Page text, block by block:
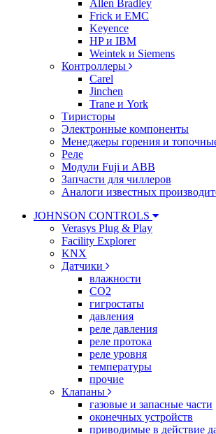
Allen Bradley
Frick и EMC
Keyence
HP и IBM
Weintek и Siemens
Контроллеры
Carel
Jinchen
Trane и York
Тиристоры
Электронные компоненты
Менеджеры горения и
Реле
Модули Fuji и ABB
Запчасти для чиллеров
Аналоги известных
JOHNSON CONTROLS
Verasys Plug & Play
Facility Explorer
KNX
Датчики
влажности
CO2
гигростаты
давления
реле давления
реле протока
реле уровня
температуры
прочие
Клапаны
газовые и запасные части
оконечных устройств
приводимые в действие